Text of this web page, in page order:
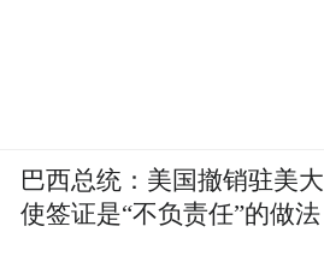
巴西总统：美国撤销驻美大
使签证是“不负责任”的做法